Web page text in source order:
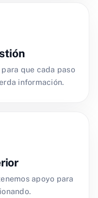
que cada paso
información.
apoyo para